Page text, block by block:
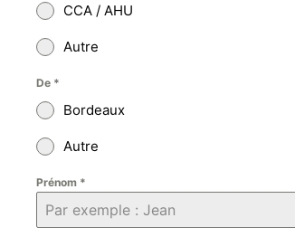
CCA / AHU
Autre
De *
Bordeaux
Autre
Prénom *